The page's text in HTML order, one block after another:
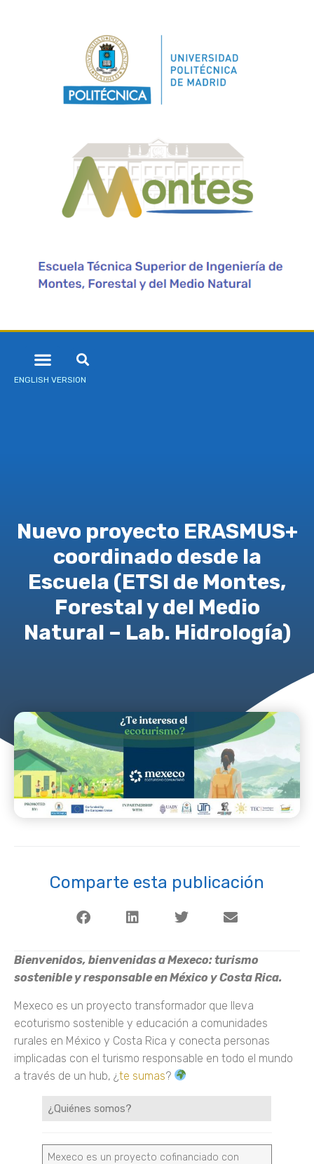
ENGLISH VERSION
Nuevo proyecto ERASMUS+
coordinado desde la
Escuela (ETSI de Montes,
Forestal y del Medio
Natural – Lab. Hidrología)
Comparte esta publicación
Bienvenidos, bienvenidas a Mexeco: turismo
sostenible y responsable en México y Costa Rica.
Mexeco es un proyecto transformador que lleva
ecoturismo sostenible y educación a comunidades
rurales en México y Costa Rica y conecta personas
implicadas con el turismo responsable en todo el mundo
a través de un hub, ¿ te sumas?
¿Quiénes somos?
Mexeco es un proyecto cofinanciado con